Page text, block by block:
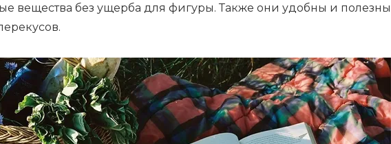
вещества без ущерба для фигуры. Также они удобны и полезны